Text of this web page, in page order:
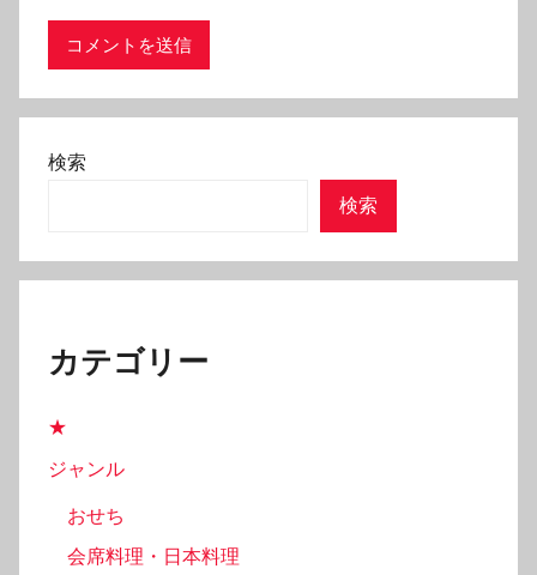
検索
検索
カテゴリー
★
ジャンル
おせち
会席料理・日本料理